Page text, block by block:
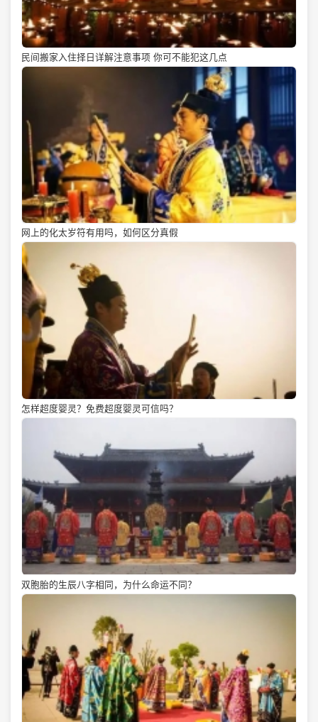
民间搬家入住择日详解注意事项 你可不能犯这几点
网上的化太岁符有用吗，如何区分真假
怎样超度婴灵？免费超度婴灵可信吗？
双胞胎的生辰八字相同，为什么命运不同？